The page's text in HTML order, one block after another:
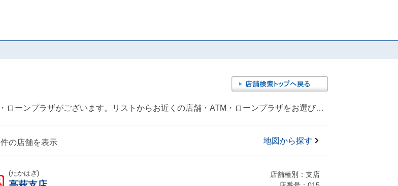
利根町（北相馬郡）他には合計26件の常陽銀行店舗・ATM・ローンプラザがございます。リストからお近くの店舗・ATM・ローンプラザをお選びください。
件の店舗を表示 地図から探す
(たかはぎ)
店舗種別：支店